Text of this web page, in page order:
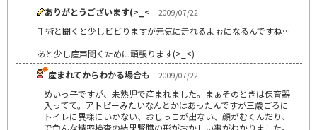
ありがとうございます(>_< | 2009/07/22
手術と聞くと少しビビりますが元気に走れるよぉになるんですね…
あと少し産声聞くために頑張ります(>_<)
産まれてからわかる場合も | 2009/07/22
めいっ子ですが、未熟児で産まれました。まぁそのときは保育器
入ってて。アトピーみたいなんとかはあったんですが三歳ごろに
トイレに異様にいかない、おしっこが出ない、顔がむくんだり、
で色んな精密検査の結果腎臓の形がおかしい事がわかりました。